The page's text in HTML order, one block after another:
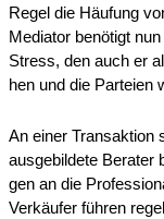
Regel die Häufung
Media­tor benötigt
Stress, den auch er
hen und die Partei­en
An einer Trans­ak­ti­on
ausge­bil­de­te Berater
gen an die
Verkäu­fer führen